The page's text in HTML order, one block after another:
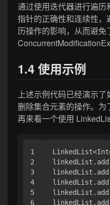
通过使用迭代器进行遍
指针的正确性和连续性
历操作的影响，从而避免
1.4 使用示例
上述示例代码已经演示
删除集合元素的操作。
再来看一个使用
1
2
3
4
5
6